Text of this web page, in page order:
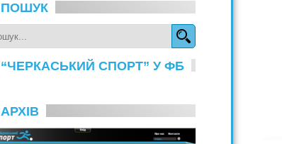
ПОШУК
“ЧЕРКАСЬКИЙ СПОРТ” У ФБ
АРХІВ